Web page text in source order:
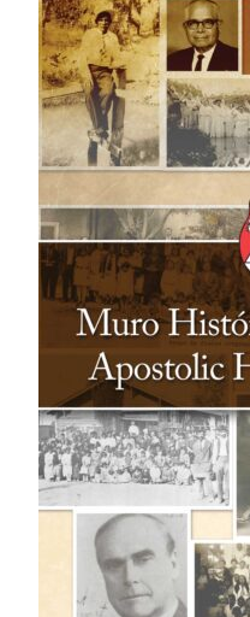
RECURSOS
DONAR